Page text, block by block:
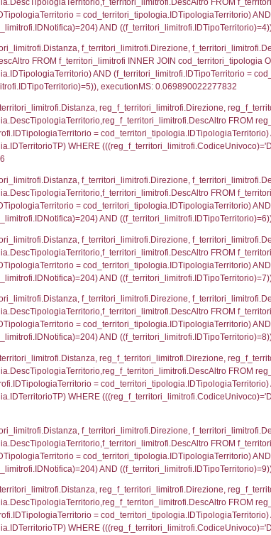
(((a2p.IDNotifica)=204) AND
d1_controlli.Comune, d1_controlli.Via,
d1_controlli.UntAmmTerr where
sql: SELECT * FROM d2_autorizzazioni
sql: SELECT Ispezione, IDArticoloComma,
'%d/%m/%Y') as DataChiusura,
executionMS: 0.001413106918335
sql: SELECT el_nazioni.DescIT,
f_confini_stato.IDNotifica = 204;,
sql: SELECT el_regioni.Regione,
el_comuni.IstComune WHERE
sql: SELECT el_regioni.Regione,
el_province ON el_comuni.IstProvincia =
= el_comuni.IstComune WHERE
cod_territori_tipologia ON
cod_territori_tipologia.IDTerritorioTP )
sql: SELECT f_territori_limitrofi.Distanza,